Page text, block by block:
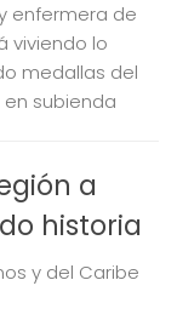
enfermera de
viviendo lo
medallas del
subienda
a
historia
y del Caribe